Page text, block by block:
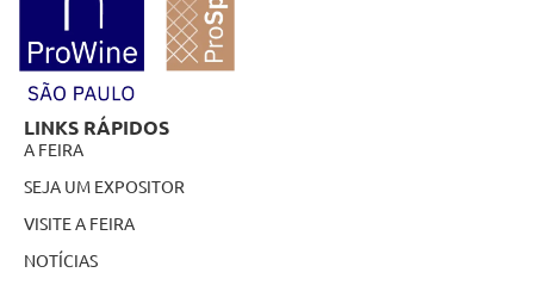
LINKS RÁPIDOS
A FEIRA
SEJA UM EXPOSITOR
VISITE A FEIRA
NOTÍCIAS